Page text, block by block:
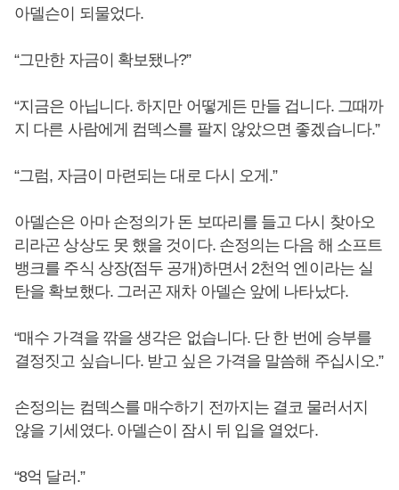
아델슨이 되물었다.
“그만한 자금이 확보됐나?”
“지금은 아닙니다. 하지만 어떻게든 만들 겁니다. 그때까
지 다른 사람에게 컴덱스를 팔지 않았으면 좋겠습니다.”
“그럼, 자금이 마련되는 대로 다시 오게.”
아델슨은 아마 손정의가 돈 보따리를 들고 다시 찾아오
리라곤 상상도 못 했을 것이다. 손정의는 다음 해 소프트
뱅크를 주식 상장(점두 공개)하면서 2천억 엔이라는 실
탄을 확보했다. 그러곤 재차 아델슨 앞에 나타났다.
“매수 가격을 깎을 생각은 없습니다. 단 한 번에 승부를
결정짓고 싶습니다. 받고 싶은 가격을 말씀해 주십시오.”
손정의는 컴덱스를 매수하기 전까지는 결코 물러서지
않을 기세였다. 아델슨이 잠시 뒤 입을 열었다.
“8억 달러.”